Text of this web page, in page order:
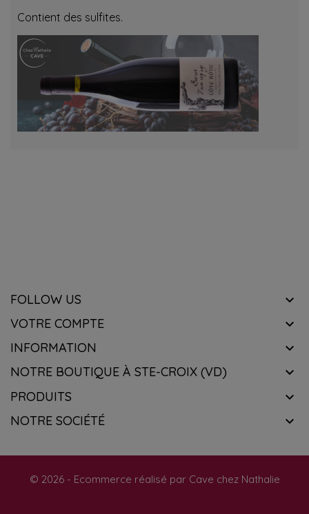
Contient des sulfites.
FOLLOW US 
VOTRE COMPTE 
INFORMATION 
NOTRE BOUTIQUE À STE-CROIX (VD) 
PRODUITS 
NOTRE SOCIÉTÉ 
© 2026 - Ecommerce réalisé par Cave chez Nathalie